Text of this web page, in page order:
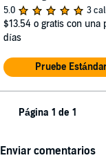
5.0
3
$13.54 o gratis con una
días
Pruebe
Página 1 de 1
Enviar comentarios